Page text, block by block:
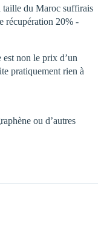
taille du Maroc suffirais
récupération 20% -
est non le prix d’un
pratiquement rien à
ou d’autres